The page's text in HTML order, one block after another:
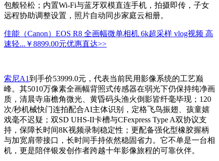
包般轻松；内置Wi-Fi与蓝牙双模直连手机，拍摄即传，子女
远程协助调整设置，照片自动同步家庭云相册。
佳能（Canon）EOS R8 全画幅微单相机 6k超采样 vlog视频 高
速轻... ￥8899.00元优惠直达>>
索尼A1到手价53999.0元，代表当前民用影像系统的工艺巅
峰。其5010万像素全画幅背照式传感器在弱光下仍保持纯净画
质，清晨寺庙檐角微光、黄昏码头渔火倒影皆纤毫毕现；120
次/秒机械快门连拍配合AI主体识别，定格飞鸟振翅、孩童嬉
戏毫不迟疑；双SD UHS-II卡槽与CFexpress Type A双协议支
持，保障长时间8K视频录制稳定性；更配备强化型橡胶握柄
与加宽肩带接口，长时间手持依然稳固省力。它不单是一台相
机，更是陪伴银发创作者跨越十年影像旅程的可靠伙伴。